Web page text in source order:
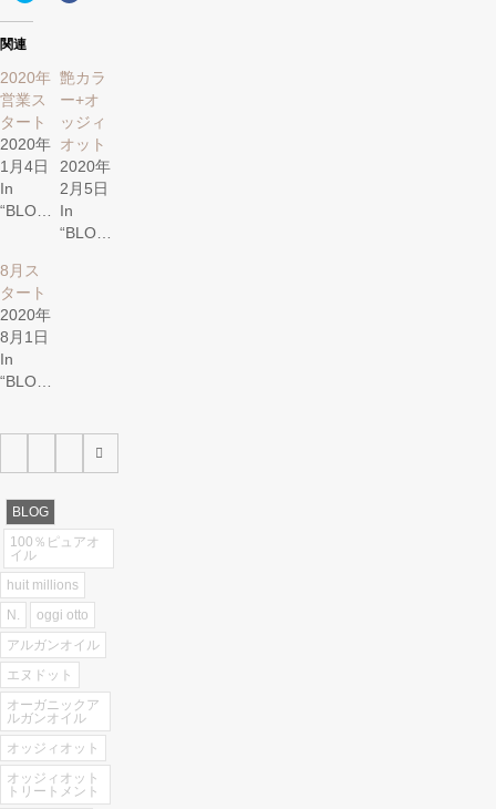
ク
で
共
有
(新
し
い
ウ
ィ
ウ
で
す)
は
ク
リ
ッ
ク
し
て
く
だ
さ
し
関連
2020年
営業ス
タート
2020年
1月4日
In
“BLOG”
艶カラ
ー+オ
ッジィ
オット
2020年
2月5日
In
“BLOG”
8月ス
タート
2020年
8月1日
In
“BLOG”
BLOG
100％ピュアオ
イル
huit millions
N.
oggi otto
アルガンオイル
エヌドット
オーガニックア
ルガンオイル
オッジィオット
オッジィオット
トリートメント